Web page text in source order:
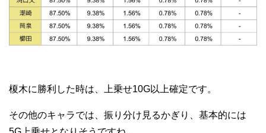
榎木に勝利した時は、上乗せ10G以上確定です。
その他のキャラでは、振り分け見るかぎり、基本的には